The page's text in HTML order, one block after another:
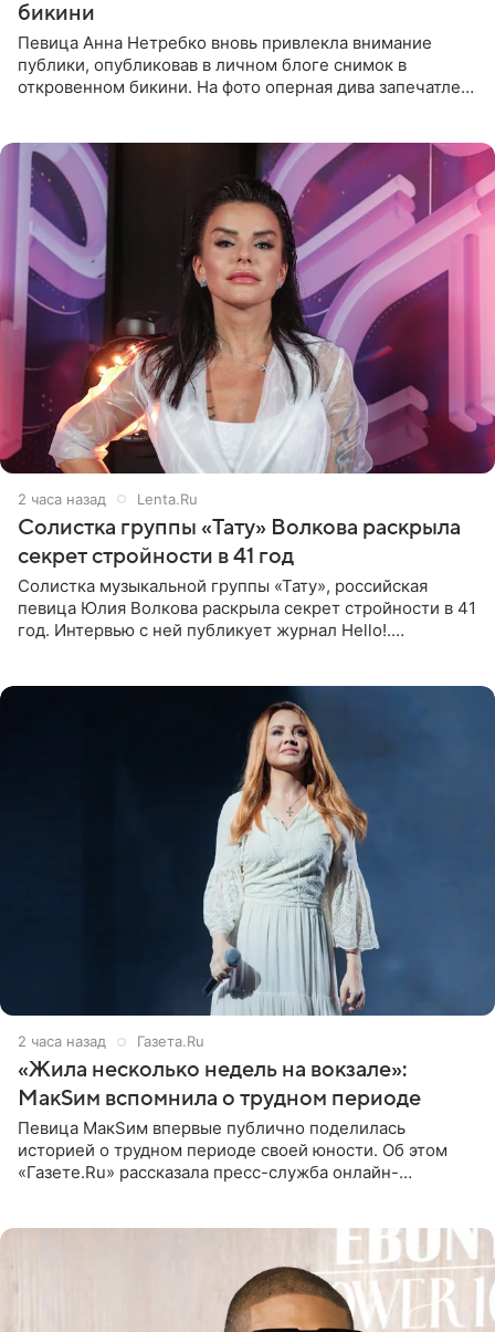
бикини
Певица Анна Нетребко вновь привлекла внимание
публики, опубликовав в личном блоге снимок в
откровенном бикини. На фото оперная дива запечатлена
2 часа назад Lenta.Ru
Солистка группы «Тату» Волкова раскрыла
секрет стройности в 41 год
Солистка музыкальной группы «Тату», российская
певица Юлия Волкова раскрыла секрет стройности в 41
год. Интервью с ней публикует журнал Hello!.
2 часа назад Газета.Ru
«Жила несколько недель на вокзале»:
МакSим вспомнила о трудном периоде
Певица МакSим впервые публично поделилась
историей о трудном периоде своей юности. Об этом
«Газете.Ru» рассказала пресс-служба онлайн-